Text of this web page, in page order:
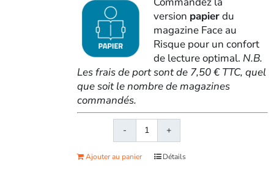
version papierdu
magazine Face au
Risque pour un confort
de lecture optimal. N.B.
Les frais de port sont de 7,50 € TTC, quel
que soit le nombre de magazines
commandés.
quantité
de
Face
Ajouter au panier Détails